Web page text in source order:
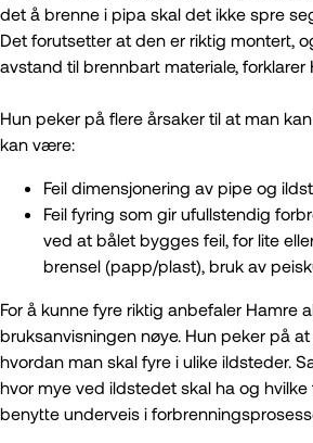
det å brenne i pipa skal det ikke spre
Det forutsetter at den er riktig montert,
avstand til brennbart materiale, forklarer
Hun peker på flere årsaker til at man
kan være:
Feil dimensjonering av pipe og
Feil fyring som gir ufullstendig
ved at bålet bygges feil, for lite
brensel (papp/plast), bruk av
For å kunne fyre riktig anbefaler Hamre
bruksanvisningen nøye. Hun peker på
hvordan man skal fyre i ulike ildsteder.
hvor mye ved ildstedet skal ha og
benytte underveis i